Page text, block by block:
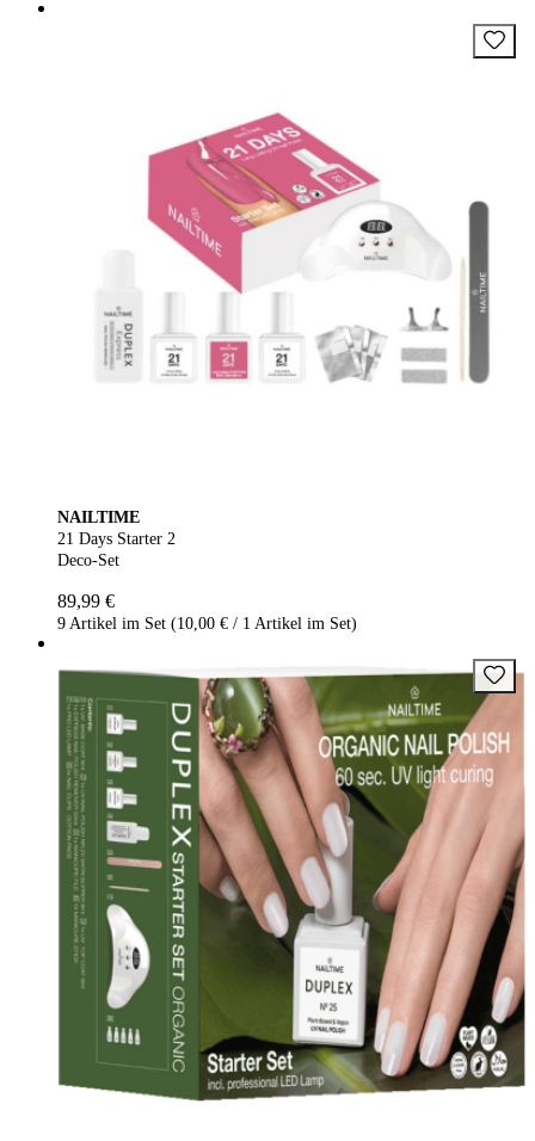
NAILTIME
21 Days Starter 2
Deco-Set
89,99 €
9 Artikel im Set (10,00 € / 1 Artikel im Set)